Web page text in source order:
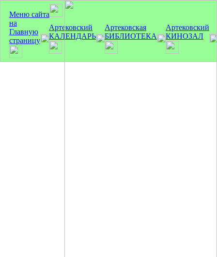
Меню сайта
на
Главную
страницу
Артековский
КАЛЕНДАРЬ
Артековская
БИБЛИОТЕКА
Артековский
КИНОЗАЛ